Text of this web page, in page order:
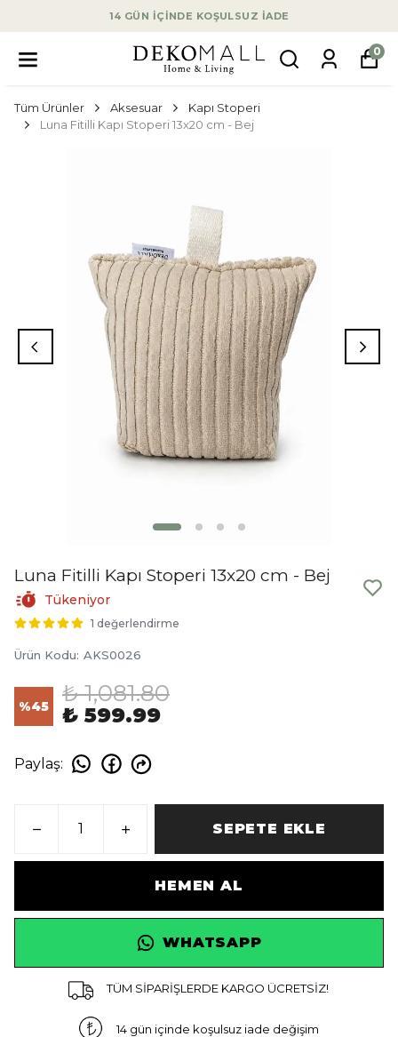
14 GÜN İÇİNDE KOŞULSUZ İADE
0
Tüm Ürünler Aksesuar
Kapı Stoperi
Luna Fitilli Kapı Stoperi 13x20 cm - Bej
Luna Fitilli Kapı Stoperi 13x20 cm - Bej
Tükeniyor
1 değerlendirme
Ürün Kodu: AKS0026
%45 ₺ 1,081.80
₺ 599.99
Paylaş:
SEPETE EKLE
HEMEN AL
WHATSAPP
TÜM SİPARİŞLERDE KARGO ÜCRETSİZ!
14 gün içinde koşulsuz iade değişim